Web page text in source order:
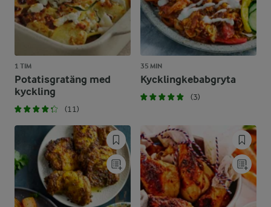
1 TIM
Potatisgratäng med
kyckling
(11)
35 MIN
Kycklingkebabgryta
(3)